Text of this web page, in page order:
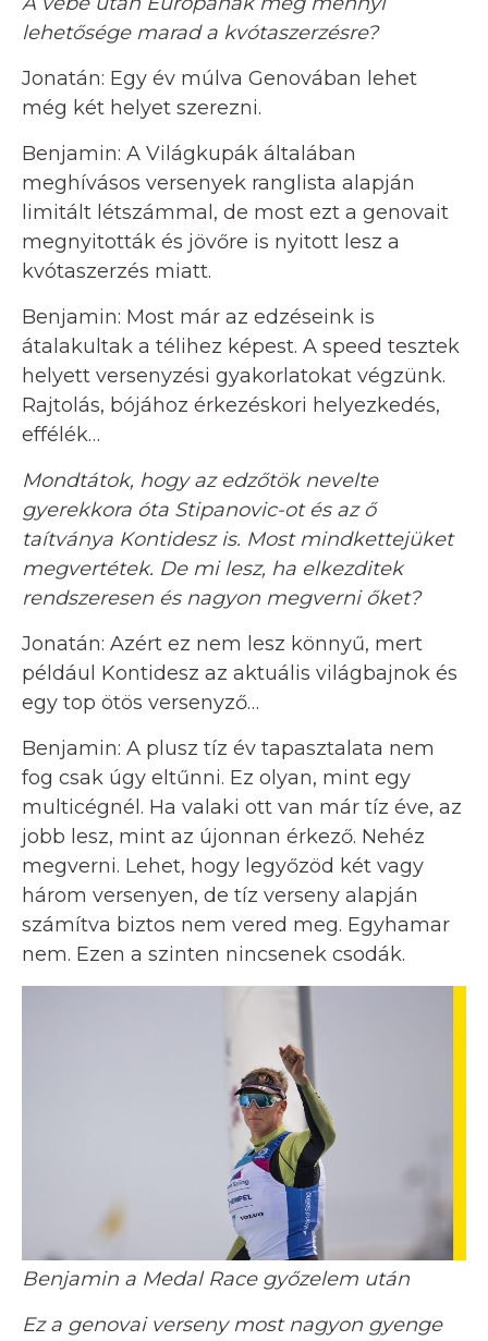
lehetősége marad a kvótaszerzésre?
Jonatán: Egy év múlva Genovában lehet
még két helyet szerezni.
Benjamin: A Világkupák általában
meghívásos versenyek ranglista alapján
limitált létszámmal, de most ezt a genovait
megnyitották és jövőre is nyitott lesz a
kvótaszerzés miatt.
Benjamin: Most már az edzéseink is
átalakultak a télihez képest. A speed tesztek
helyett versenyzési gyakorlatokat végzünk.
Rajtolás, bójához érkezéskori helyezkedés,
effélék…
Mondtátok, hogy az edzőtök nevelte
gyerekkora óta Stipanovic-ot és az ő
taítványa Kontidesz is. Most mindkettejüket
megvertétek. De mi lesz, ha elkezditek
rendszeresen és nagyon megverni őket?
Jonatán: Azért ez nem lesz könnyű, mert
például Kontidesz az aktuális világbajnok és
egy top ötös versenyző…
Benjamin: A plusz tíz év tapasztalata nem
fog csak úgy eltűnni. Ez olyan, mint egy
multicégnél. Ha valaki ott van már tíz éve, az
jobb lesz, mint az újonnan érkező. Nehéz
megverni. Lehet, hogy legyőzöd két vagy
három versenyen, de tíz verseny alapján
számítva biztos nem vered meg. Egyhamar
nem. Ezen a szinten nincsenek csodák.
Benjamin a Medal Race győzelem után
Ez a genovai verseny most nagyon gyenge